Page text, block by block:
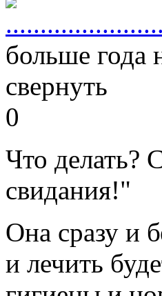
больше года
свернуть
0
Что делать?
свидания!"
Она сразу и
и лечить